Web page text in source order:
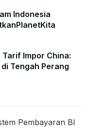
Indonesia
Impor China:
Tengah Perang
Pembayaran BI